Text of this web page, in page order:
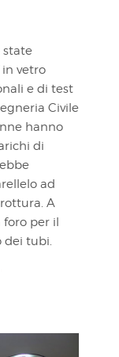
state
in vetro
e di test
Civile
hanno
di
ad
A
foro per il
dei tubi.